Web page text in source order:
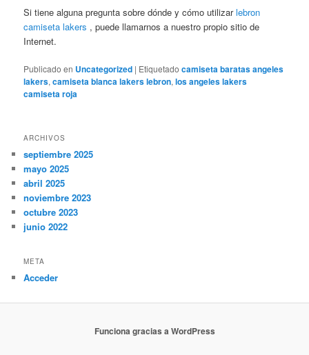
Si tiene alguna pregunta sobre dónde y cómo utilizarlebron
camiseta lakers , puede llamarnos a nuestro propio sitio de
Internet.
Publicado en Uncategorized | Etiquetado camiseta baratas angeles
lakers,camiseta blanca lakers lebron,los angeles lakers
camiseta roja
ARCHIVOS
septiembre 2025
mayo 2025
abril 2025
noviembre 2023
octubre 2023
junio 2022
META
Acceder
Funciona gracias a WordPress